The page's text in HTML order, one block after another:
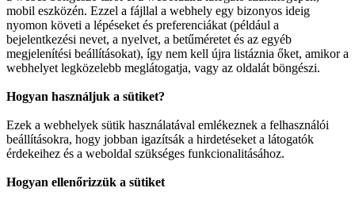
mobil eszközén. Ezzel a fájllal a webhely egy bizonyos ideig
nyomon követi a lépéseket és preferenciákat (például a
bejelentkezési nevet, a nyelvet, a betűméretet és az egyéb
megjelenítési beállításokat), így nem kell újra listáznia őket, amikor a
webhelyet legközelebb meglátogatja, vagy az oldalát böngészi.
Hogyan használjuk a sütiket?
Ezek a webhelyek sütik használatával emlékeznek a felhasználói
beállításokra, hogy jobban igazítsák a hirdetéseket a látogatók
érdekeihez és a weboldal szükséges funkcionalitásához.
Hogyan ellenőrizzük a sütiket